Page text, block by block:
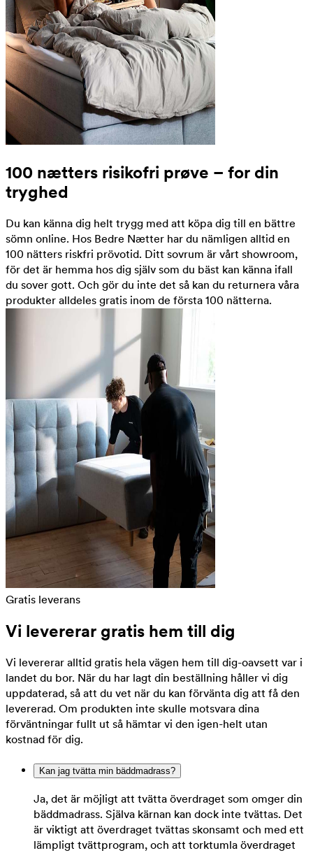
100 nætters risikofri prøve – for din
tryghed
Du kan känna dig helt trygg med att köpa dig till en bättre
sömn online. Hos Bedre Nætter har du nämligen alltid en
100 nätters riskfri prövotid. Ditt sovrum är vårt showroom,
för det är hemma hos dig själv som du bäst kan känna ifall
du sover gott. Och gör du inte det så kan du returnera våra
produkter alldeles gratis inom de första 100 nätterna.
Gratis leverans
Vi levererar gratis hem till dig
Vi levererar alltid gratis hela vägen hem till dig-oavsett var i
landet du bor. När du har lagt din beställning håller vi dig
uppdaterad, så att du vet när du kan förvänta dig att få den
levererad. Om produkten inte skulle motsvara dina
förväntningar fullt ut så hämtar vi den igen-helt utan
kostnad för dig.
Kan jag tvätta min bäddmadrass?
Ja, det är möjligt att tvätta överdraget som omger din
bäddmadrass. Själva kärnan kan dock inte tvättas. Det
är viktigt att överdraget tvättas skonsamt och med ett
lämpligt tvättprogram, och att torktumla överdraget